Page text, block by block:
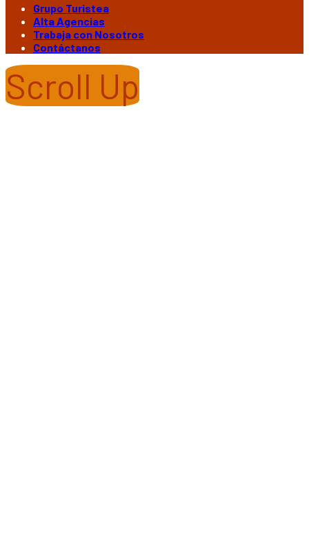
Grupo Turistea
Alta Agencias
Trabaja con Nosotros
Contáctanos
Scroll Up